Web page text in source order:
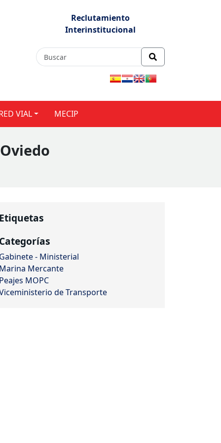
Reclutamiento
Interinstitucional
VIAL MECIP
Etiquetas
Categorías
Gabinete - Ministerial
Marina Mercante
Peajes MOPC
de Transporte